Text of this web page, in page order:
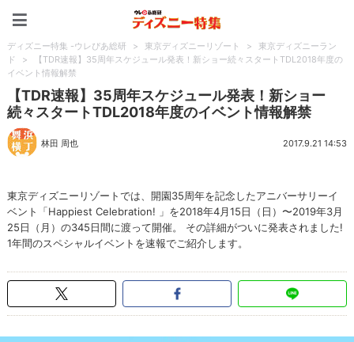
ディズニー特集 -ウレぴあ総研 > 東京ディズニーリゾート >
東京ディズニーラン
ド
>
【TDR速報】35周年スケジュール発表！新ショー続々スタートTDL2018年度の
イベント情報解禁
【TDR速報】35周年スケジュール発表！新ショー
続々スタートTDL2018年度のイベント情報解禁
林田 周也 2017.9.21 14:53
東京ディズニーリゾートでは、開園35周年を記念したアニバーサリーイ
ベント「Happiest Celebration! 」を2018年4月15日（日）〜2019年3月
25日（月）の345日間に渡って開催。 その詳細がついに発表されました!
1年間のスペシャルイベントを速報でご紹介します。